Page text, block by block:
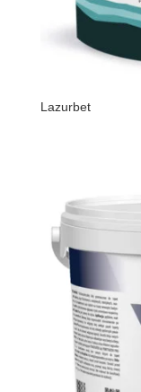
Lazurbet